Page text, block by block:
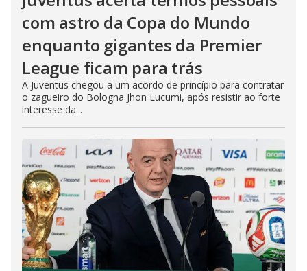
com astro da Copa do Mundo
enquanto gigantes da Premier
League ficam para trás
A Juventus chegou a um acordo de princípio para contratar
o zagueiro do Bologna Jhon Lucumi, após resistir ao forte
interesse da...